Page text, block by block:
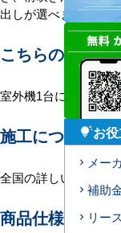
出しが選べます。高
こちらの機種に
室外機1台に室内機1
施工について
全国の詳しい施工エリ
商品仕様＜参考
tips_and_updatesお
メー
補助
リース